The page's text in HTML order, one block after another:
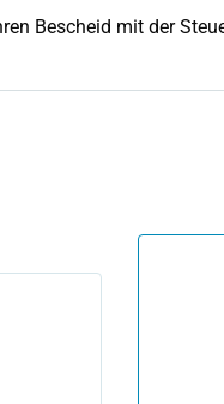
Bescheid mit der